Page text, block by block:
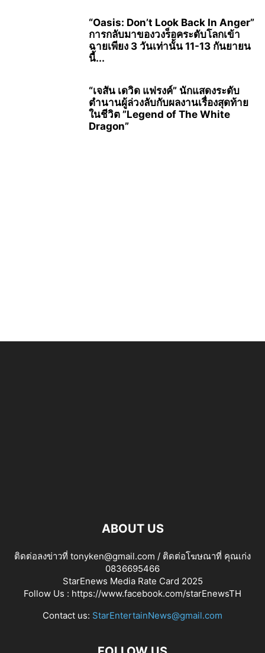
“Oasis: Don’t Look Back In Anger”
การกลับมาของวงร็อคระดับโลกเข้า
ฉายเพียง 3 วันเท่านั้น 11-13 กันยายน
นี้...
“เจสัน เดวิด แฟรงค์” นักแสดงระดับ
ตำนานผู้ล่วงลับกับผลงานเรื่องสุดท้าย
ในชีวิต ”Legend of The White
Dragon”
ABOUT US
ติดต่อลงข่าวที่ tonyken@gmail.com / ติดต่อโฆษณาที่ คุณเก่ง
0836695466
StarEnews Media Rate Card 2025
Follow Us : https://www.facebook.com/starEnewsTH
Contact us: StarEntertainNews@gmail.com